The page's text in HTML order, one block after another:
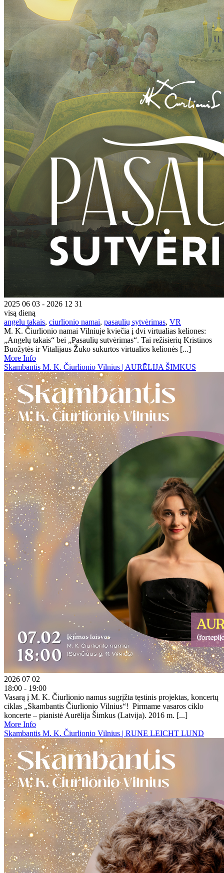
2025 06 03 - 2026 12 31
visą dieną
angelu takais, ciurlionio namai, pasaulių sytvėrimas, VR
M. K. Čiurlionio namai Vilniuje kviečia į dvi virtualias keliones:
„Angelų takais“ bei „Pasaulių sutvėrimas“. Tai režisierių Kristinos
Buožytės ir Vitalijaus Žuko sukurtos virtualios kelionės [...]
More Info
Skambantis M. K. Čiurlionio Vilnius | AURĒLIJA ŠIMKUS
2026 07 02
18:00 - 19:00
Vasarą į M. K. Čiurlionio namus sugrįžta tęstinis projektas, koncertų
ciklas „Skambantis Čiurlionio Vilnius“! Pirmame vasaros ciklo
koncerte – pianistė Aurēlija Šimkus (Latvija). 2016 m. [...]
More Info
Skambantis M. K. Čiurlionio Vilnius | RUNE LEICHT LUND